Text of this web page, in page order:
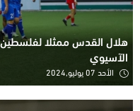
هلال القدس ممثلا
الآسيوي
الأحد 07 يوليو,2024